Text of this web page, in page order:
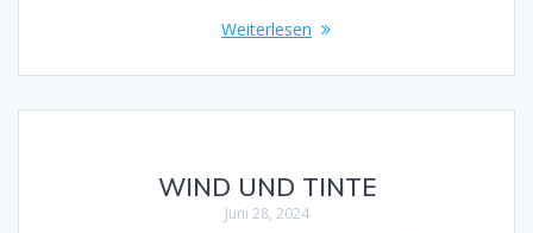
Weiterlesen
WIND UND TINTE
Juni 28, 2024